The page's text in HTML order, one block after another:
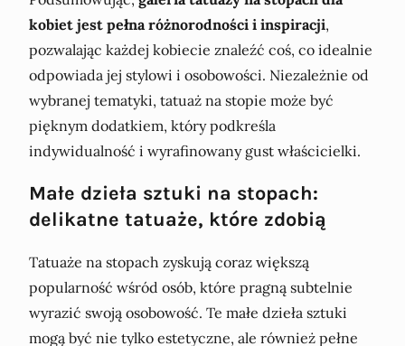
kobiet jest pełna różnorodności i inspiracji,
pozwalając każdej kobiecie znaleźć coś, co idealnie
odpowiada jej stylowi i osobowości. Niezależnie od
wybranej tematyki, tatuaż na stopie może być
pięknym dodatkiem, który podkreśla
indywidualność i wyrafinowany gust właścicielki.
Małe dzieła sztuki na stopach:
delikatne tatuaże, które zdobią
Tatuaże na stopach zyskują coraz większą
popularność wśród osób, które pragną subtelnie
wyrazić swoją osobowość. Te małe dzieła sztuki
mogą być nie tylko estetyczne, ale również pełne